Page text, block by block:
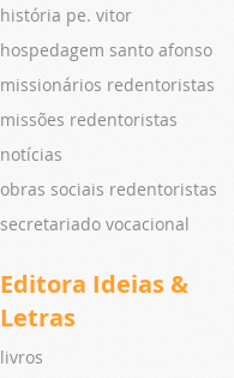
história pe. vitor
hospedagem santo afonso
missionários redentoristas
missões redentoristas
notícias
obras sociais redentoristas
secretariado vocacional
Editora Ideias &
Letras
livros